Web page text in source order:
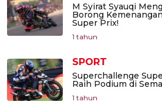
M Syirat Syauqi
Borong
Super Prix!
1 tahun
SPORT
Superchallenge
Raih Podium di
1 tahun